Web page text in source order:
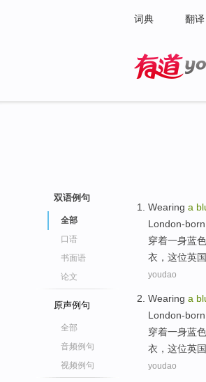
词典 翻译
双语例句
全部
口语
书面语
论文
原声例句
全部
音频例句
视频例句
Wearing a
London-born
穿着一身蓝色
衣，这位英国
youdao
Wearing a
London-born
穿着一身蓝色
衣，这位英国
youdao